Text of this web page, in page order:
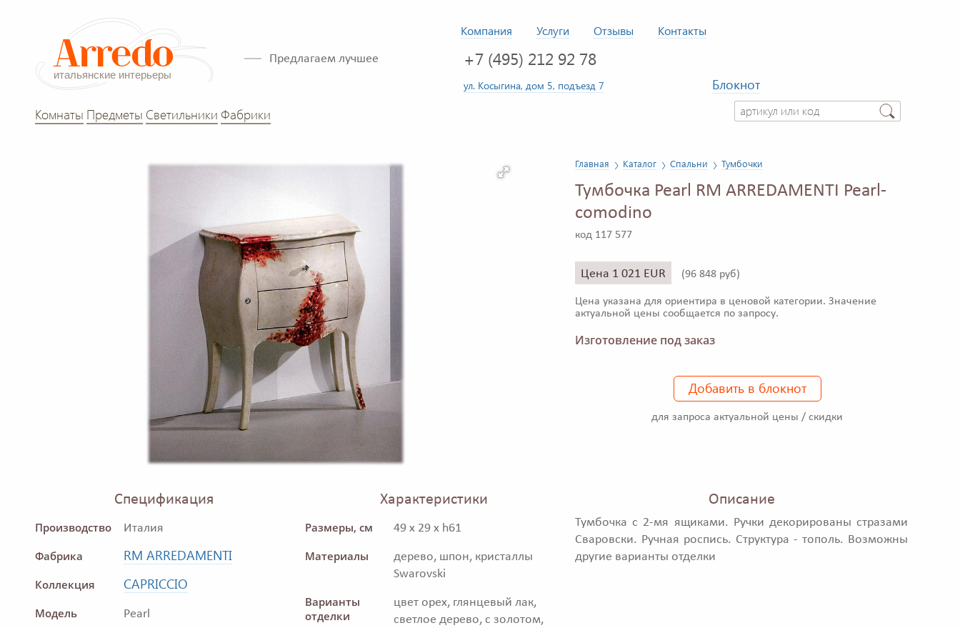
Компания Услуги Отзывы Контакты
Предлагаем лучшее +7 (495) 212 92 78
ул. Косыгина, дом 5, подъезд 7
Блокнот
Комнаты Предметы Светильники Фабрики
Главная Каталог Спальни Тумбочки
Тумбочка Pearl RM ARREDAMENTI Pearl-
comodino
код 117 577
Цена 1 021 EUR (96 848 руб)
Цена указана для ориентира в ценовой категории. Значение
актуальной цены сообщается по запросу.
Изготовление под заказ
Добавить в блокнот
для запроса актуальной цены / скидки
Спецификация
Производство Италия
Фабрика RM ARREDAMENTI
Коллекция CAPRICCIO
Модель Pearl
Характеристики
Размеры, см 49 x 29 x h61
Материалы
дерево, шпон, кристаллы
Swarovski
Варианты
отделки
цвет орех, глянцевый лак,
светлое дерево, с золотом,
Описание
Тумбочка с 2-мя ящиками. Ручки декорированы стразами
Сваровски. Ручная роспись. Структура - тополь. Возможны
другие варианты отделки